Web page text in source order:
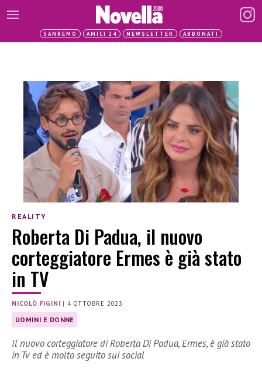
SANREMO AMICI 24 NEWSLETTER ABBONATI
REALITY
Roberta Di Padua, il nuovo
corteggiatore Ermes è già stato
in TV
NICOLÒ FIGINI | 4 OTTOBRE 2023
UOMINI E DONNE
Il nuovo corteggiatore di Roberta Di Padua, Ermes, è già stato
in Tv ed è molto seguito sui social